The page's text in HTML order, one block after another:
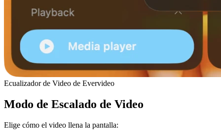
Ecualizador de Video de Evervideo
Modo de Escalado de Video
Elige cómo el video llena la pantalla: